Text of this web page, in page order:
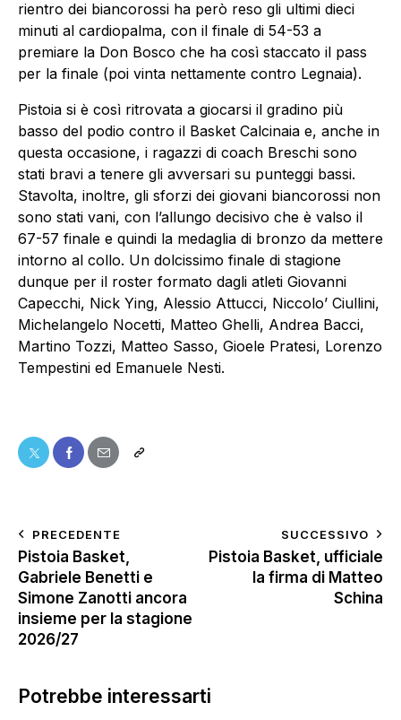
rientro dei biancorossi ha però reso gli ultimi dieci
minuti al cardiopalma, con il finale di 54-53 a
premiare la Don Bosco che ha così staccato il pass
per la finale (poi vinta nettamente contro Legnaia).
Pistoia si è così ritrovata a giocarsi il gradino più
basso del podio contro il Basket Calcinaia e, anche in
questa occasione, i ragazzi di coach Breschi sono
stati bravi a tenere gli avversari su punteggi bassi.
Stavolta, inoltre, gli sforzi dei giovani biancorossi non
sono stati vani, con l’allungo decisivo che è valso il
67-57 finale e quindi la medaglia di bronzo da mettere
intorno al collo. Un dolcissimo finale di stagione
dunque per il roster formato dagli atleti Giovanni
Capecchi, Nick Ying, Alessio Attucci, Niccolo’ Ciullini,
Michelangelo Nocetti, Matteo Ghelli, Andrea Bacci,
Martino Tozzi, Matteo Sasso, Gioele Pratesi, Lorenzo
Tempestini ed Emanuele Nesti.
PRECEDENTE
Pistoia Basket,
Gabriele Benetti e
Simone Zanotti ancora
insieme per la stagione
2026/27
SUCCESSIVO
Pistoia Basket, ufficiale
la firma di Matteo
Schina
Potrebbe interessarti